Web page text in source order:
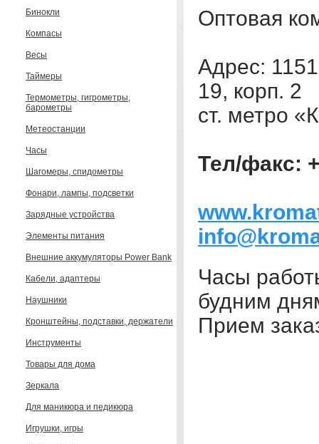
Бинокли
Компасы
Весы
Таймеры
Термометры, гигрометры,
барометры
Метеостанции
Часы
Шагомеры, спидометры
Фонари, лампы, подсветки
Зарядные устройства
Элементы питания
Внешние аккумуляторы Power Bank
Кабели, адаптеры
Наушники
Кронштейны, подставки, держатели
Инструменты
Товары для дома
Зеркала
Для маникюра и педикюра
Игрушки, игры
Оптовая
Адрес:
19, корп. 2
ст. метро
Тел/факс:
Часы
будним
Прием